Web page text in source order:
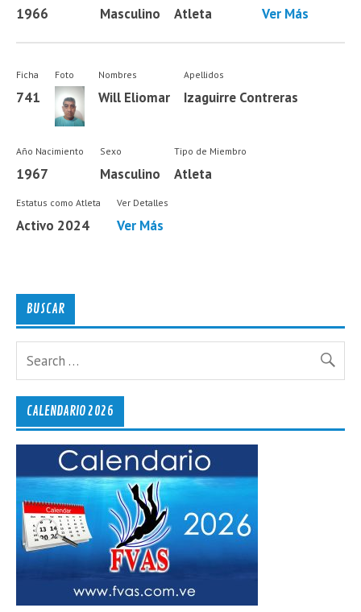
1966 Masculino Atleta Ver Más
Ficha
741
Foto Nombres
Will Eliomar
Apellidos
Izaguirre Contreras
Año Nacimiento
1967
Sexo
Masculino
Tipo de Miembro
Atleta
Estatus como Atleta
Activo 2024
Ver Detalles
Ver Más
BUSCAR
CALENDARIO 2026